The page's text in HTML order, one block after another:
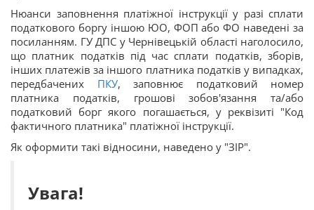
Нюанси заповнення платіжної інструкції у разі сплати
податкового боргу іншою ЮО, ФОП або ФО наведені за
посиланням. ГУ ДПС у Чернівецькій області наголосило,
що платник податків під час сплати податків, зборів,
інших платежів за іншого платника податків у випадках,
передбачених ПКУ, заповнює податковий номер
платника податків, грошові зобов'язання та/або
податковий борг якого погашається, у реквізиті "Код
фактичного платника" платіжної інструкції.
Як оформити такі відносини, наведено у "ЗІР".
Увага!